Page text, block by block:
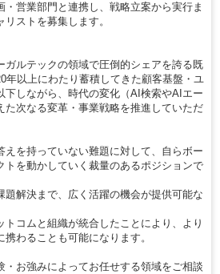
・営業部門と連携し、戦略立案から実行ま
ストを募集します。
ガルテックの領域で圧倒的シェアを誇る既
年以上にわたり蓄積してきた顧客基盤・ユ
下しながら、時代の変化（AI検索やAIエー
た次なる変革・事業戦略を推進していただ
えを持っていない難題に対して、自らボー
トを動かしていく裁量のあるポジションで
題解決まで、広く活躍の機会が提供可能な
トコムと組織が統合したことにより、より
わることも可能になります。
・お強みによってお任せする領域をご相談